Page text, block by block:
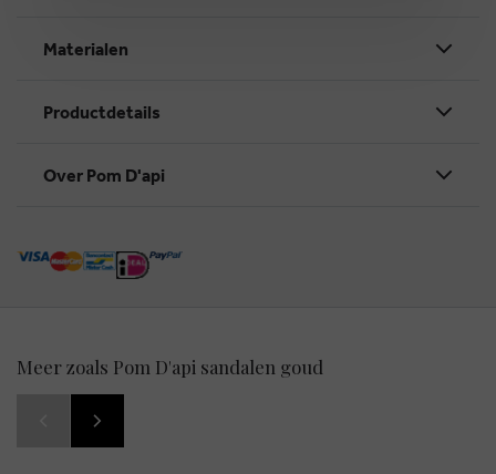
Materialen
Productdetails
Over Pom D'api
Meer zoals Pom D'api sandalen goud